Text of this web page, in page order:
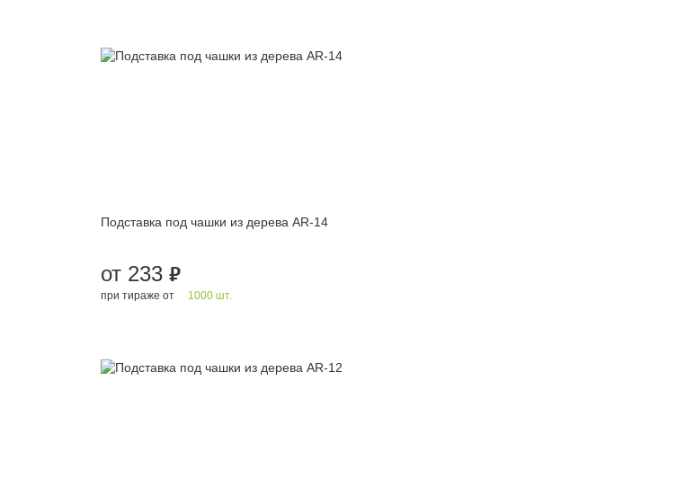
Подставка под чашки из дерева AR-14
от 233 руб.
при тираже от 1000 шт.